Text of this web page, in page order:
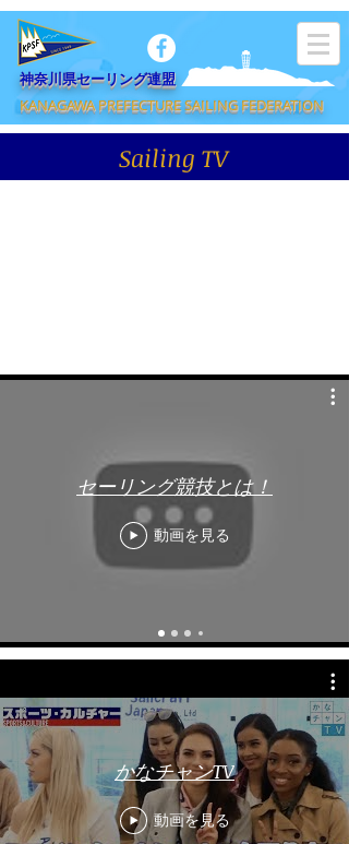
​神奈川県セーリング連盟
KANAGAWA PREFECTURE SAILING FEDERATION
Sailing TV
セーリング競技とは！
動画を見る
かなチャンTV
動画を見る